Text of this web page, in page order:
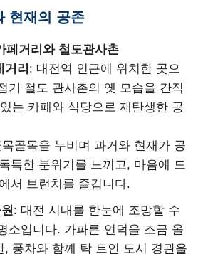
현재의 공존
페거리와 철도관사촌
리 : 대전역 인근에 위치한 곳으
기 철도 관사촌의 옛 모습을 간직
는 카페와 식당으로 재탄생한 공
골목을 누비며 과거와 현재가 공
특한 분위기를 느끼고, 마음에 드
서 브런치를 즐깁니다.
: 대전 시내를 한눈에 조망할 수
소입니다. 가파른 언덕을 조금 올
, 풍차와 함께 탁 트인 도시 경관을